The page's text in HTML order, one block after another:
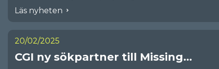
och som vid behov kan tolka. Bland våra
möjlighet att erbjuda stöd på bland annat
Läs nyheten
20/02/2025
CGI ny sökpartner till Missing...